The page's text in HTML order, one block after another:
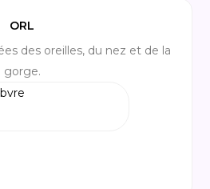
ORL
des oreilles, du nez et de la
gorge.